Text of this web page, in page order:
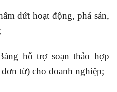
dứt hoạt động, phá sản,
hỗ trợ soạn thảo hợp
từ) cho doanh nghiệp;